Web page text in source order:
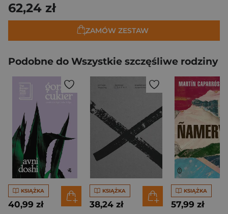
62,24 zł
ZAMÓW ZESTAW
Podobne do Wszystkie szczęśliwe rodziny
KSIĄŻKA
40,99 zł
KSIĄŻKA
38,24 zł
KSIĄŻKA
57,99 zł